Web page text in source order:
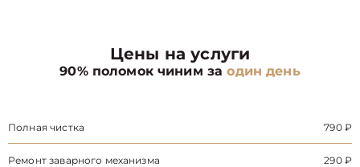
Цены на услуги
90% поломок чиним заодин день
Полная чистка 790 ₽
Ремонт заварного механизма 290 ₽